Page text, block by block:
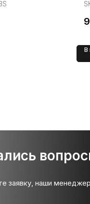
В
заявку, наши